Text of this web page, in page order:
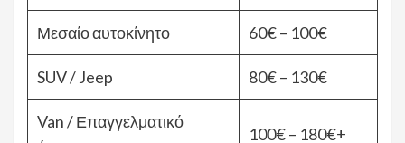
Μεσαίο αυτοκίνητο 60€ – 100€
SUV / Jeep 80€ – 130€
Van / Επαγγελματικό
100€ – 180€+